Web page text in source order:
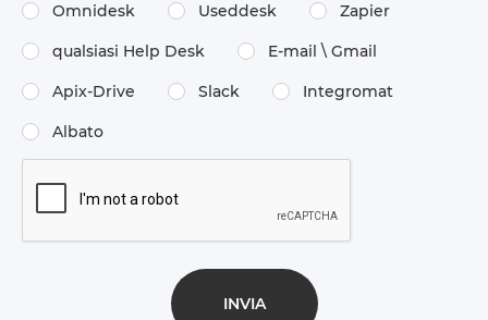
Omnidesk Useddesk Zapier
qualsiasi Help Desk E-mail \​ Gmail
Apix-Drive Slack Integromat
Albato